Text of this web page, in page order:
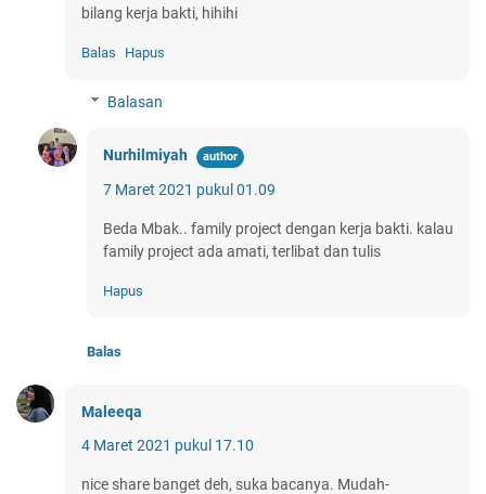
bilang kerja bakti, hihihi
Balas Hapus
Balasan
Nurhilmiyah
7 Maret 2021 pukul 01.09
Beda Mbak.. family project dengan kerja bakti. kalau
family project ada amati, terlibat dan tulis
Hapus
Balas
Maleeqa
4 Maret 2021 pukul 17.10
nice share banget deh, suka bacanya. Mudah-